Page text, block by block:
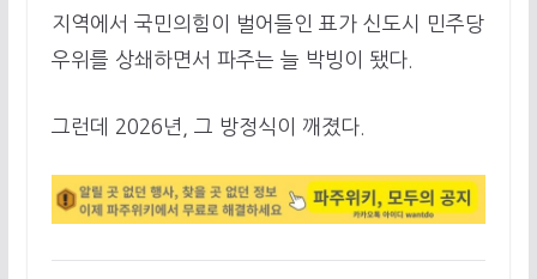
지역에서 국민의힘이 벌어들인 표가 신도시 민주당
우위를 상쇄하면서 파주는 늘 박빙이 됐다.
그런데 2026년, 그 방정식이 깨졌다.